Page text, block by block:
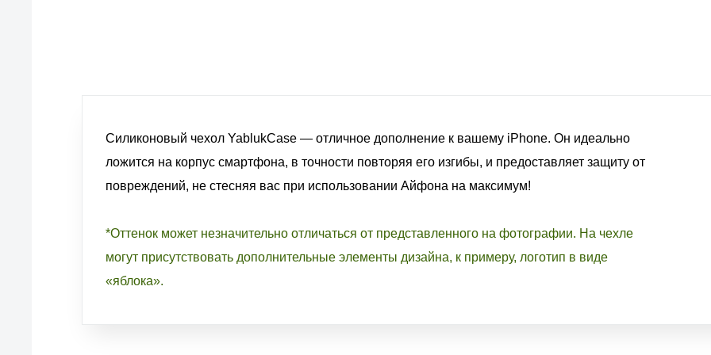
Силиконовый чехол YablukCase — отличное дополнение к вашему iPhone. Он идеально
ложится на корпус смартфона, в точности повторяя его изгибы, и предоставляет защиту от
повреждений, не стесняя вас при использовании Айфона на максимум!
*Оттенок может незначительно отличаться от представленного на фотографии. На чехле
могут присутствовать дополнительные элементы дизайна, к примеру, логотип в виде
«яблока».